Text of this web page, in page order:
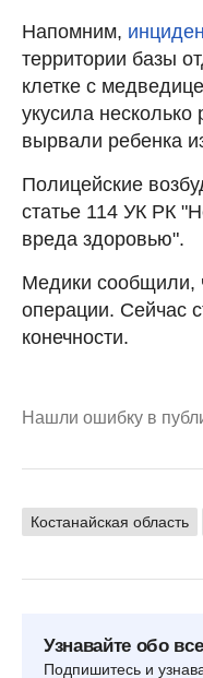
Напомним,
территории базы
клетке с
укусила
вырвали ребенка
Полицейские
статье 114 УК РК
вреда здоровью".
Медики сообщили,
операции. Сейчас
конечности.
Нашли ошибку в
Костанайская область
Узнавайте обо
Подпишитесь и